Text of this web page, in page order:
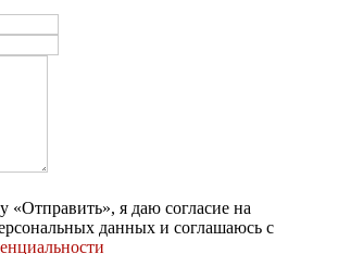
я даю согласие на
данных и соглашаюсь с